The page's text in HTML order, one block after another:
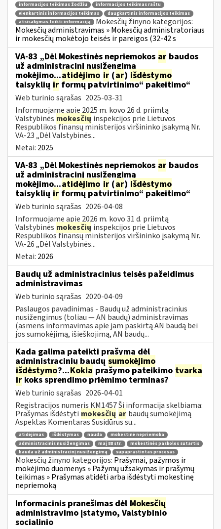
informacijos teikimas žodžiu
informacijos teikimas raštu
vienkartinis informacijos teikimas
daugkartinis informacijos teikimas
atsisakymas teikti informaciją
Mokesčių žinyno kategorijos:
Mokesčių administravimas » Mokesčių administratoriaus
ir mokesčių mokėtojo teisės ir pareigos (32-42 s
VA-83 „Dėl Mokestinės nepriemokos ar baudos
už administracinį nusižengimą
mokėjimo...atidėjimo ir (ar) išdėstymo
taisyklių ir formų patvirtinimo“ pakeitimo“
Web turinio sąrašas 2025-03-31
Informuojame apie 2025 m. kovo 26 d. priimtą
Valstybinės mokesčių inspekcijos prie Lietuvos
Respublikos finansų ministerijos viršininko įsakymą Nr.
VA-23 „Dėl Valstybinės...
Metai: 2025
VA-83 „Dėl Mokestinės nepriemokos ar baudos
už administracinį nusižengimą
mokėjimo...atidėjimo ir (ar) išdėstymo
taisyklių ir formų patvirtinimo“ pakeitimo“
Web turinio sąrašas 2026-04-08
Informuojame apie 2026 m. kovo 31 d. priimtą
Valstybinės mokesčių inspekcijos prie Lietuvos
Respublikos finansų ministerijos viršininko įsakymą Nr.
VA-26 „Dėl Valstybinės...
Metai: 2026
Baudų už administracinius teisės pažeidimus
administravimas
Web turinio sąrašas 2020-04-09
Paslaugos pavadinimas - Baudų už administracinius
nusižengimus (toliau — AN baudų) administravimas
(asmens informavimas apie jam paskirtą AN baudą bei
jos sumokėjimą, išieškojimą, AN baudų...
Kada galima pateikti prašymą dėl
administracinių baudų sumokėjimo
išdėstymo?...Kokia prašymo pateikimo tvarka
irkoks sprendimo priėmimo terminas?
Web turinio sąrašas 2026-04-01
Registracijos numeris KM1457 Ši informacija skelbiama:
Prašymas išdėstyti mokesčių ar baudų sumokėjimą
Aspektas Komentaras Susidūrus su...
atidėjimas išdėstymas nauda
mokestinė nepriemoka
administracinis nusižengimas
maį 88 str.
mokestinės paskolos sutartis
bauda už administracinį nusižengimą
supaprastintas procesas
Mokesčių žinyno kategorijos: Prašymai, pažymos ir
mokėjimo duomenys » Pažymų užsakymas ir prašymų
teikimas » Prašymas atidėti arba išdėstyti mokestinę
nepriemoką
Informacinis pranešimas dėl Mokesčių
administravimo įstatymo, Valstybinio
socialinio